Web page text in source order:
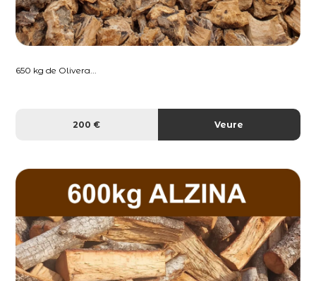
650 kg de Olivera...
200 € Veure